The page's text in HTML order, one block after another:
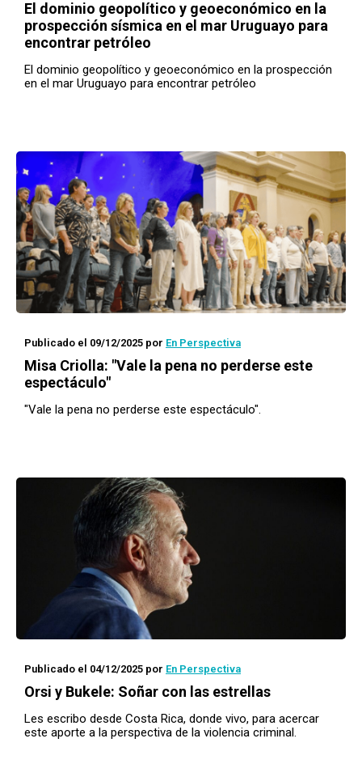
El dominio geopolítico y geoeconómico en la
prospección sísmica en el mar Uruguayo para
encontrar petróleo
El dominio geopolítico y geoeconómico en la prospección
en el mar Uruguayo para encontrar petróleo
Publicado el 09/12/2025 por En Perspectiva
Misa Criolla: "Vale la pena no perderse este
espectáculo"
"Vale la pena no perderse este espectáculo".
Publicado el 04/12/2025 por En Perspectiva
Orsi y Bukele: Soñar con las estrellas
Les escribo desde Costa Rica, donde vivo, para acercar
este aporte a la perspectiva de la violencia criminal.